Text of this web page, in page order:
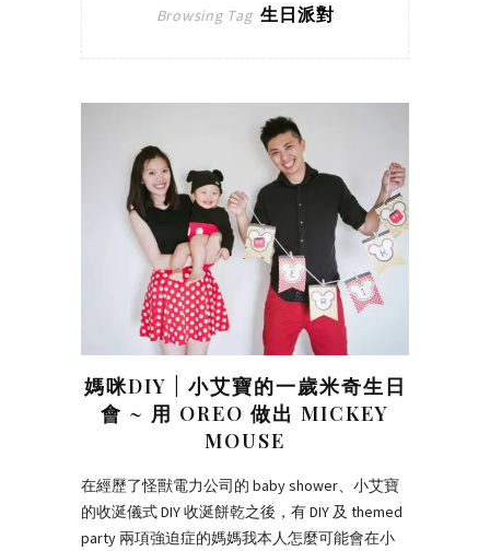
Browsing Tag 生日派對
媽咪DIY | 小艾寶的一歲米奇生日
會 ~ 用 OREO 做出 MICKEY
MOUSE
在經歷了怪獸電力公司的 baby shower、小艾寶
的收涎儀式 DIY 收涎餅乾之後，有 DIY 及 themed
party 兩項強迫症的媽媽我本人怎麼可能會在小